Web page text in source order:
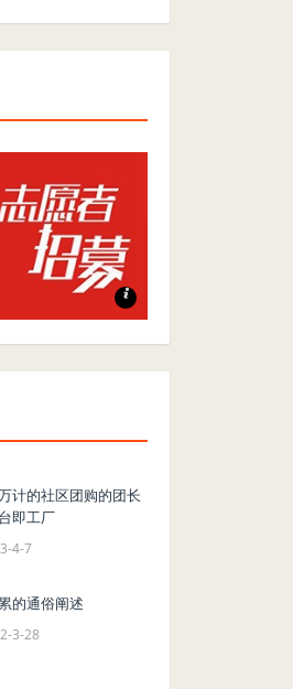
志愿者招募
计的社区团购的团长
即工厂
4-7
的通俗阐述
3-28